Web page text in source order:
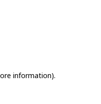
information).